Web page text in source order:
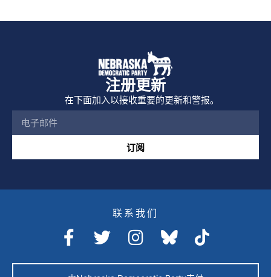
注册更新
在下面加入以接收重要的更新和警报。
订阅
联系我们